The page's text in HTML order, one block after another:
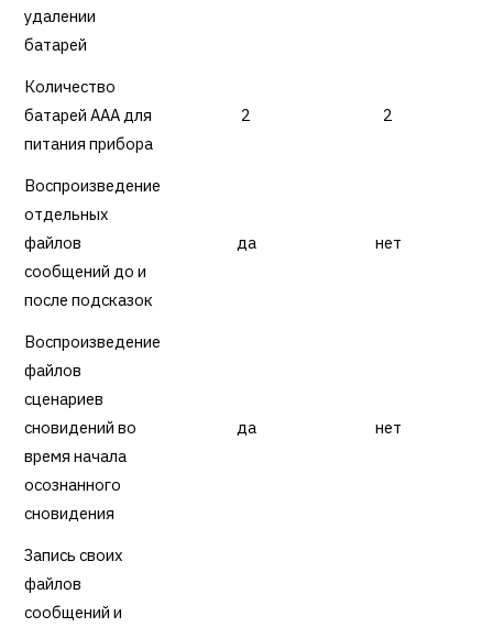
удалении
батарей
Количество
батарей ААА для
питания прибора
2 2
Воспроизведение
отдельных
файлов
сообщений до и
после подсказок
да нет
Воспроизведение
файлов
сценариев
сновидений во
время начала
осознанного
сновидения
да нет
Запись своих
файлов
сообщений и